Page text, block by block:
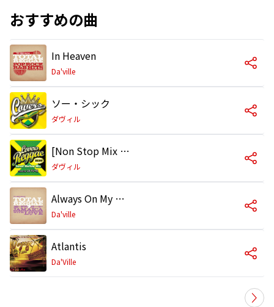
おすすめの曲
In Heaven
Da'ville
ソー・シック
ダヴィル
[Non Stop Mix Ver.] ソー・シック
ダヴィル
Always On My Mind (feat. Sean Paul) [Remix]
Da'ville
Atlantis
Da'Ville